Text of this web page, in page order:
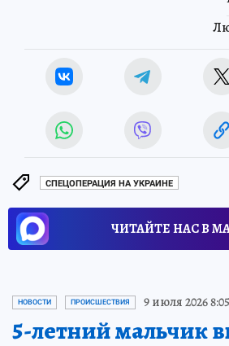
СПЕЦОПЕРАЦИЯ НА УКРАИНЕ
ЧИТАЙТЕ НАС В
НОВОСТИ ПРОИСШЕСТВИЯ 9 июля 2026 8:05
5-летний мальчик